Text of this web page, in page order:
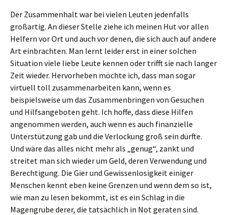
Der Zusammenhalt war bei vielen Leuten jedenfalls
großartig. An dieser Stelle ziehe ich meinen Hut vor allen
Helfern vor Ort und auch vor denen, die sich auch auf andere
Art einbrachten. Man lernt leider erst in einer solchen
Situation viele liebe Leute kennen oder trifft sie nach langer
Zeit wieder. Hervorheben möchte ich, dass man sogar
virtuell toll zusammenarbeiten kann, wenn es
beispielsweise um das Zusammenbringen von Gesuchen
und Hilfsangeboten geht. Ich hoffe, dass diese Hilfen
angenommen werden, auch wenn es auch finanzielle
Unterstützung gab und die Verlockung groß sein dürfte.
Und wäre das alles nicht mehr als „genug“, zankt und
streitet man sich wieder um Geld, deren Verwendung und
Berechtigung. Die Gier und Gewissenlosigkeit einiger
Menschen kennt eben keine Grenzen und wenn dem so ist,
wie man zu lesen bekommt, ist es ein Schlag in die
Magengrube derer, die tatsächlich in Not geraten sind.